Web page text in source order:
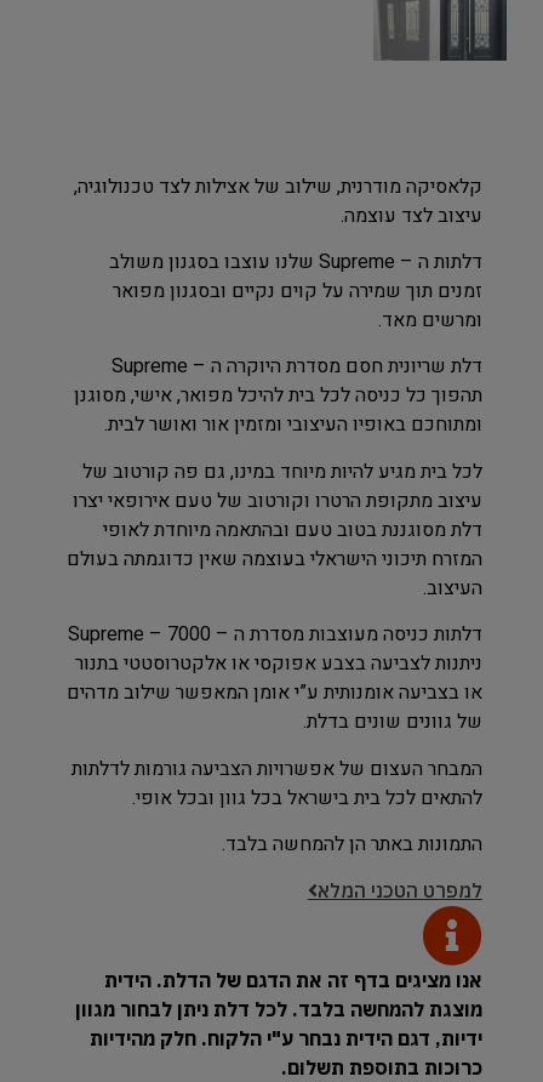
קלאסיקה מודרנית, שילוב של אצילות לצד טכנולוגיה,
עיצוב לצד עוצמה.
דלתות ה – Supreme שלנו עוצבו בסגנון משולב
זמנים תוך שמירה על קוים נקיים ובסגנון מפואר
ומרשים מאד.
דלת שריונית חסם מסדרת היוקרה ה – Supreme
תהפוך כל כניסה לכל בית להיכל מפואר, אישי, מסוגנן
ומתוחכם באופיו העיצובי ומזמין אור ואושר לבית.
לכל בית מגיע להיות מיוחד במינו, גם פה קורטוב של
עיצוב מתקופת הרטרו וקורטוב של טעם אירופאי יצרו
דלת מסוגננת בטוב טעם ובהתאמה מיוחדת לאופי
המזרח תיכוני הישראלי בעוצמה שאין כדוגמתה בעולם
העיצוב.
דלתות כניסה מעוצבות מסדרת ה – Supreme – 7000
ניתנות לצביעה בצבע אפוקסי או אלקטרוסטטי בתנור
או בצביעה אומנותית ע”י אומן המאפשר שילוב מדהים
של גוונים שונים בדלת.
המבחר העצום של אפשרויות הצביעה גורמות לדלתות
להתאים לכל בית בישראל בכל גוון ובכל אופי.
התמונות באתר הן להמחשה בלבד.
למפרט הטכני המלא
אנו מציגים בדף זה את הדגם של הדלת. הידית
מוצגת להמחשה בלבד. לכל דלת ניתן לבחור מגוון
ידיות, דגם הידית נבחר ע"י הלקוח. חלק מהידיות
כרוכות בתוספת תשלום.